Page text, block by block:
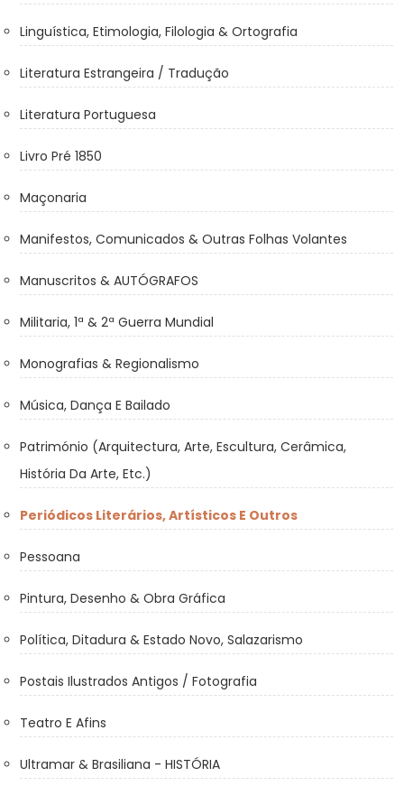
Linguística, Etimologia, Filologia & Ortografia
Literatura Estrangeira / Tradução
Literatura Portuguesa
Livro Pré 1850
Maçonaria
Manifestos, Comunicados & Outras Folhas Volantes
Manuscritos & AUTÓGRAFOS
Militaria, 1ª & 2ª Guerra Mundial
Monografias & Regionalismo
Música, Dança E Bailado
Património (Arquitectura, Arte, Escultura, Cerâmica,
História Da Arte, Etc.)
Periódicos Literários, Artísticos E Outros
Pessoana
Pintura, Desenho & Obra Gráfica
Política, Ditadura & Estado Novo, Salazarismo
Postais Ilustrados Antigos / Fotografia
Teatro E Afins
Ultramar & Brasiliana - HISTÓRIA